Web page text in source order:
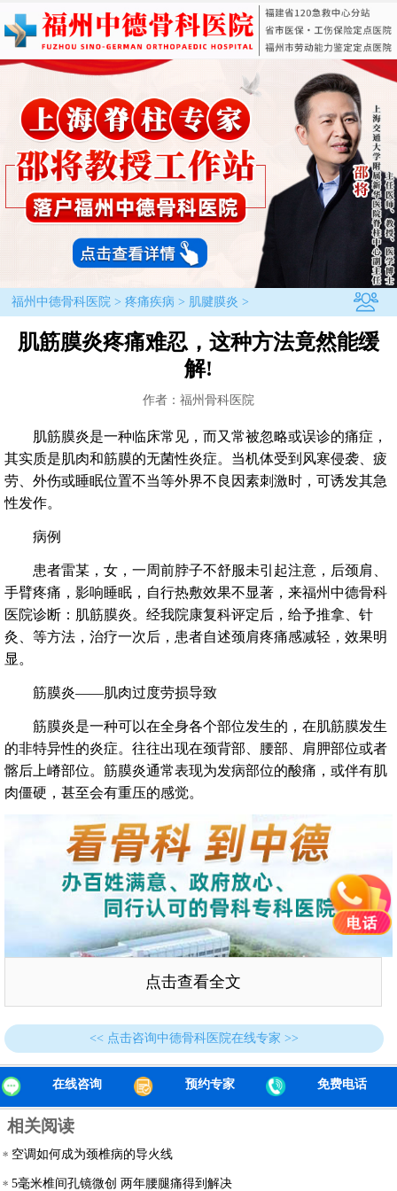
福州中德骨科医院> 疼痛疾病 > 肌腱膜炎 >
肌筋膜炎疼痛难忍，这种方法竟然能缓
解!
作者：福州骨科医院
肌筋膜炎是一种临床常见，而又常被忽略或误诊的痛症，
其实质是肌肉和筋膜的无菌性炎症。当机体受到风寒侵袭、疲
劳、外伤或睡眠位置不当等外界不良因素刺激时，可诱发其急
性发作。
病例
患者雷某，女，一周前脖子不舒服未引起注意，后颈肩、
手臂疼痛，影响睡眠，自行热敷效果不显著，来福州中德骨科
医院诊断：肌筋膜炎。经我院康复科评定后，给予推拿、针
灸、等方法，治疗一次后，患者自述颈肩疼痛感减轻，效果明
显。
筋膜炎——肌肉过度劳损导致
筋膜炎是一种可以在全身各个部位发生的，在肌筋膜发生
的非特异性的炎症。往往出现在颈背部、腰部、肩胛部位或者
髂后上嵴部位。筋膜炎通常表现为发病部位的酸痛，或伴有肌
肉僵硬，甚至会有重压的感觉。
筋膜炎在急性发作时，会出现局部的
状，导致患者的肢体活动受限制。急性发作后，虽然少数的患
者的症状可以在短时间内得到完全消退，但大多数患者仍然会
点击查看全文
<< 点击咨询中德骨科医院在线专家 >>
在线咨询 预约专家 免费电话
相关阅读
空调如何成为颈椎病的导火线
5毫米椎间孔镜微创 两年腰腿痛得到解决